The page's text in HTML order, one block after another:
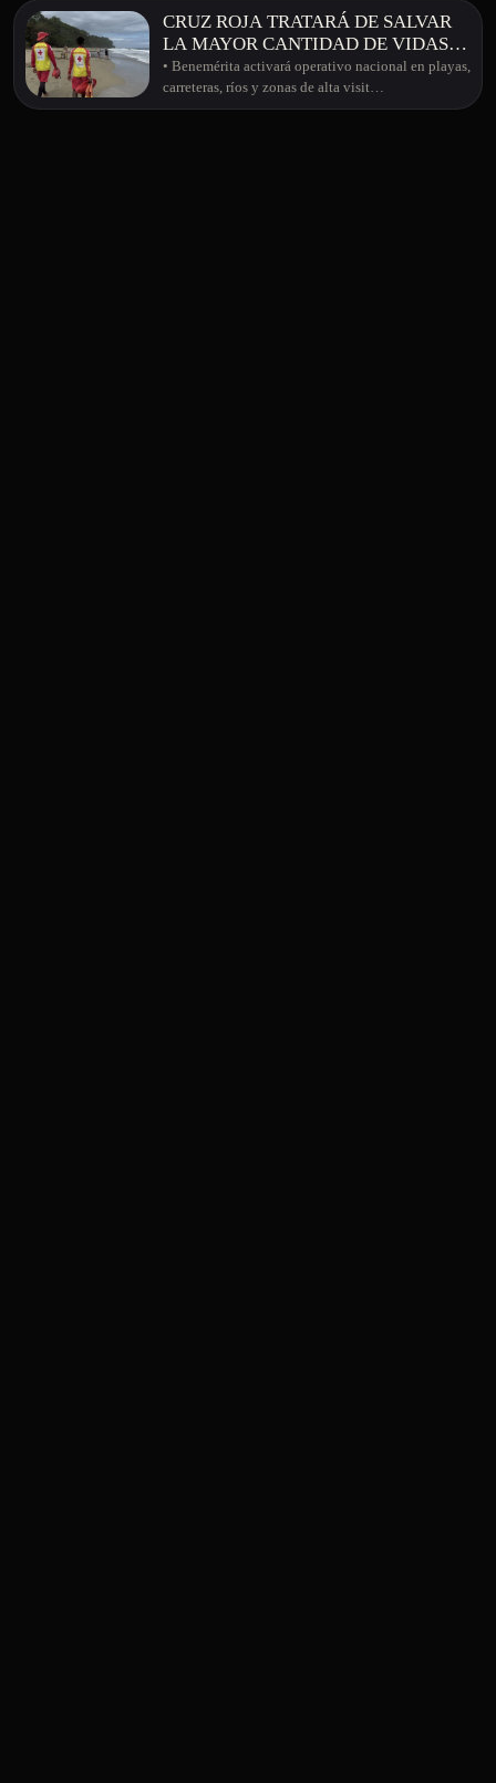
CRUZ ROJA TRATARÁ DE SALVAR
LA MAYOR CANTIDAD DE VIDAS
ESTA SEMANA SANTA
• Benemérita activará operativo nacional en playas,
carreteras, ríos y zonas de alta visit…